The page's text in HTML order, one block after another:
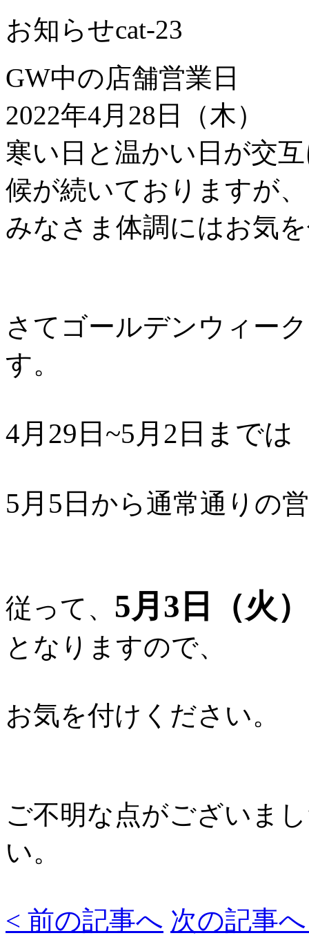
お知らせcat-23
GW中の店舗営業日
2022年4月28日（木）
寒い日と温かい日が交
候が続いておりますが、
みなさま体調にはお気
さてゴールデンウィー
す。
4月29日~5月2日まで
5月5日 から通常通りの
従って、 5月3日（火
となりますので、
お気を付けください。
ご不明な点がございま
い。
< 前の記事へ 次の記事